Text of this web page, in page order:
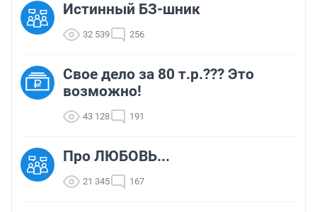
Истинный БЗ-шник
32 539 256
Свое дело за 80 т.р.??? Это
возможно!
43 128 191
Про ЛЮБОВЬ...
21 345 167